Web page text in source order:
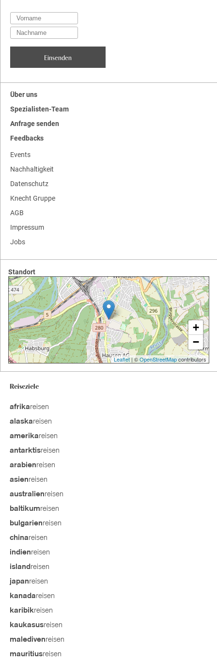
Über uns
Spezialisten-Team
Anfrage senden
Feedbacks
Events
Nachhaltigkeit
Datenschutz
Knecht Gruppe
AGB
Impressum
Jobs
Standort
+
−
Leaflet| ©OpenStreetMapcontributors
Reiseziele
afrikareisen
alaskareisen
amerikareisen
antarktisreisen
arabienreisen
asienreisen
australienreisen
baltikumreisen
bulgarienreisen
chinareisen
indienreisen
island reisen
japanreisen
kanadareisen
karibikreisen
kaukasusreisen
maledivenreisen
mauritiusreisen